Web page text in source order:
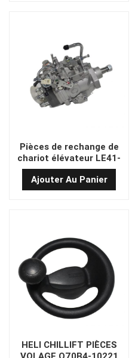
Pièces de rechange de
chariot élévateur LE41-
S001G Pompe diesel
Ajouter Au Panier
HELI CHILLIFT PIÈCES